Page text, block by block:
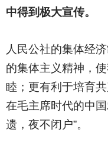
中得到极大宣传。
人民公社的集体经
的集体主义精神，
睦；更有利于培育
在毛主席时代的中
遗，夜不闭户”。